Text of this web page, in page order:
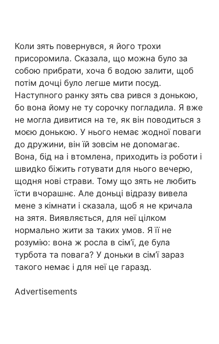
Коли зять повернувся, я його трохи
присоромила. Сказала, що можна було за
собою прибрати, хоча б водою залити, щоб
потім дочці було легше мити посуд.
Наступного ранку зять сва рився з донькою,
бо вона йому не ту сорочку погладила. Я вже
не могла дивитися на те, як він поводиться з
моєю донькою. У нього немає жодної поваги
до дружини, він їй зовсім не доnомагає.
Вона, бід на і втомлена, приходить із роботи і
швидkо біжить готувати для нього вечерю,
щодня нові страви. Тому що зять не любить
їсти вчорашнє. Але доньці відразу вивела
мене з кімнати і сказала, щоб я не кричала
на зятя. Виявляється, для неї цілком
нормально жити за таких умов. Я її не
розумію: вона ж росла в сім’ї, де була
турбота та повага? У доньки в сім’ї зараз
такого немає і для неї це гаразд.
Advertisements